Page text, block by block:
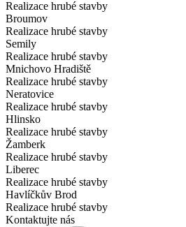
Realizace hrubé stavby
Broumov
Realizace hrubé stavby
Semily
Realizace hrubé stavby
Mnichovo Hradiště
Realizace hrubé stavby
Neratovice
Realizace hrubé stavby
Hlinsko
Realizace hrubé stavby
Žamberk
Realizace hrubé stavby
Liberec
Realizace hrubé stavby
Havlíčkův Brod
Realizace hrubé stavby
Kontaktujte nás